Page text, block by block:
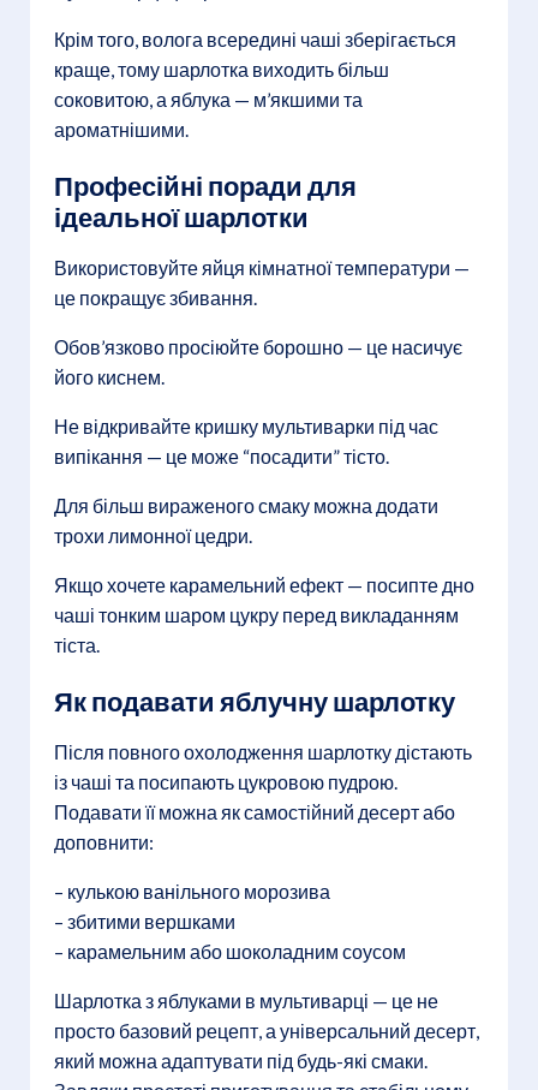
Крім того, волога всередині чаші зберігається
краще, тому шарлотка виходить більш
соковитою, а яблука — м’якшими та
ароматнішими.
Професійні поради для
ідеальної шарлотки
Використовуйте яйця кімнатної температури —
це покращує збивання.
Обов’язково просіюйте борошно — це насичує
його киснем.
Не відкривайте кришку мультиварки під час
випікання — це може “посадити” тісто.
Для більш вираженого смаку можна додати
трохи лимонної цедри.
Якщо хочете карамельний ефект — посипте дно
чаші тонким шаром цукру перед викладанням
тіста.
Як подавати яблучну шарлотку
Після повного охолодження шарлотку дістають
із чаші та посипають цукровою пудрою.
Подавати її можна як самостійний десерт або
доповнити:
– кулькою ванільного морозива
– збитими вершками
– карамельним або шоколадним соусом
Шарлотка з яблуками в мультиварці — це не
просто базовий рецепт, а універсальний десерт,
який можна адаптувати під будь-які смаки.